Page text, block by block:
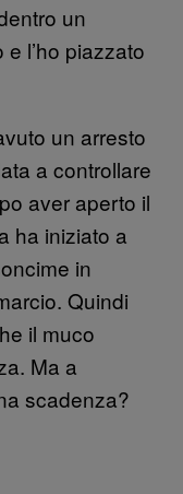
un
l’ho piazzato
un arresto
a controllare
aver aperto il
ha iniziato a
in
Quindi
il muco
Ma a
scadenza?